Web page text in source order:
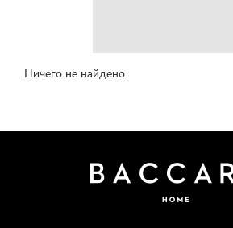
Ничего не найдено.